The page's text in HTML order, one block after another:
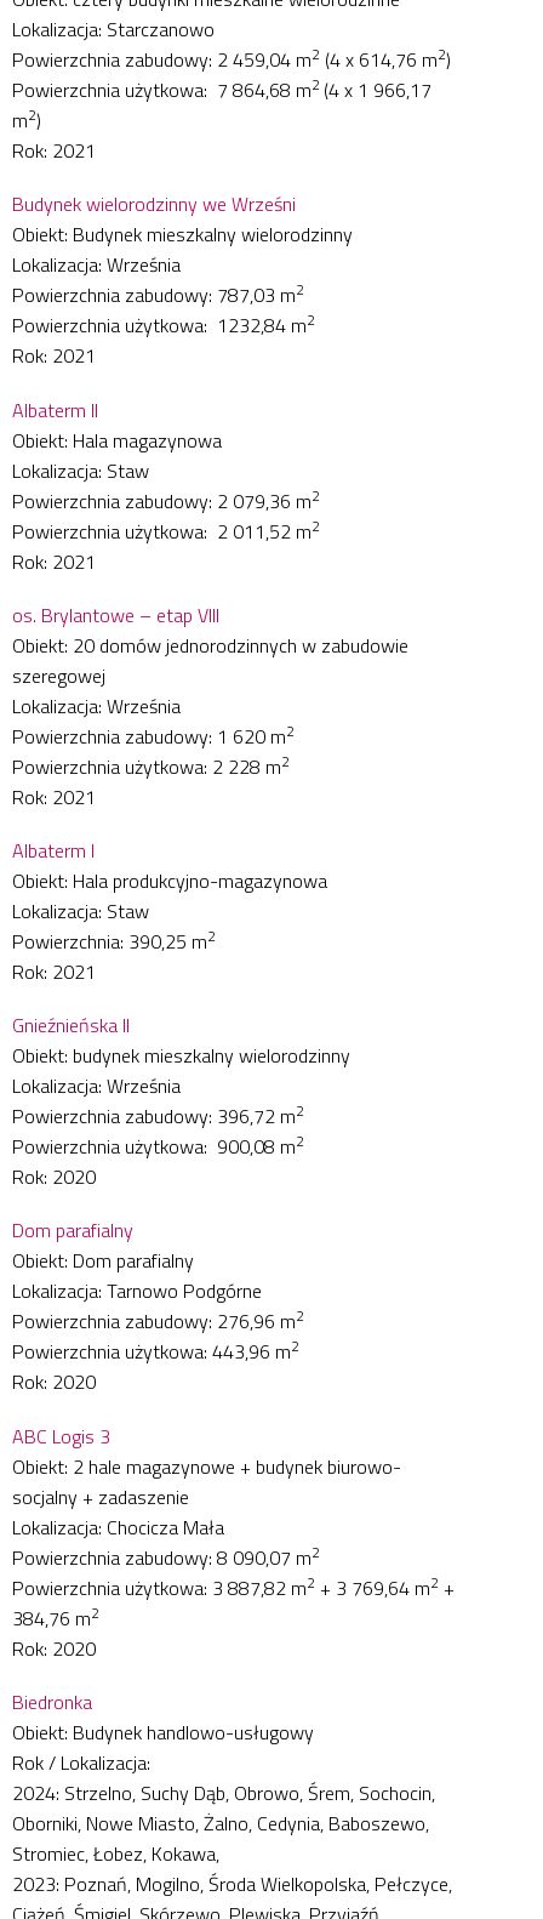
Lokalizacja: Starczanowo
Powierzchnia zabudowy: 2 459,04 m2 (4 x 614,76 m2)
Powierzchnia użytkowa: 7 864,68 m2 (4 x 1 966,17
m2)
Rok: 2021
Budynek wielorodzinny we Wrześni
Obiekt: Budynek mieszkalny wielorodzinny
Lokalizacja: Września
Powierzchnia zabudowy: 787,03 m2
Powierzchnia użytkowa: 1232,84 m2
Rok: 2021
Albaterm II
Obiekt: Hala magazynowa
Lokalizacja: Staw
Powierzchnia zabudowy: 2 079,36 m2
Powierzchnia użytkowa: 2 011,52 m2
Rok: 2021
os. Brylantowe – etap VIII
Obiekt: 20 domów jednorodzinnych w zabudowie
szeregowej
Lokalizacja: Września
Powierzchnia zabudowy: 1 620 m2
Powierzchnia użytkowa: 2 228 m2
Rok: 2021
Albaterm I
Obiekt: Hala produkcyjno-magazynowa
Lokalizacja: Staw
Powierzchnia: 390,25 m2
Rok: 2021
Gnieźnieńska II
Obiekt: budynek mieszkalny wielorodzinny
Lokalizacja: Września
Powierzchnia zabudowy: 396,72 m2
Powierzchnia użytkowa: 900,08 m2
Rok: 2020
Dom parafialny
Obiekt: Dom parafialny
Lokalizacja: Tarnowo Podgórne
Powierzchnia zabudowy: 276,96 m2
Powierzchnia użytkowa: 443,96 m2
Rok: 2020
ABC Logis 3
Obiekt: 2 hale magazynowe + budynek biurowo-
socjalny + zadaszenie
Lokalizacja: Chocicza Mała
Powierzchnia zabudowy: 8 090,07 m2
Powierzchnia użytkowa: 3 887,82 m2 + 3 769,64 m2 +
384,76 m2
Rok: 2020
Biedronka
Obiekt: Budynek handlowo-usługowy
Rok / Lokalizacja:
2024: Strzelno, Suchy Dąb, Obrowo, Śrem, Sochocin,
Oborniki, Nowe Miasto, Żalno, Cedynia, Baboszewo,
Stromiec, Łobez, Kokawa,
2023: Poznań, Mogilno, Środa Wielkopolska, Pełczyce,